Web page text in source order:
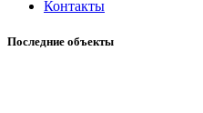
Контакты
Последние объекты